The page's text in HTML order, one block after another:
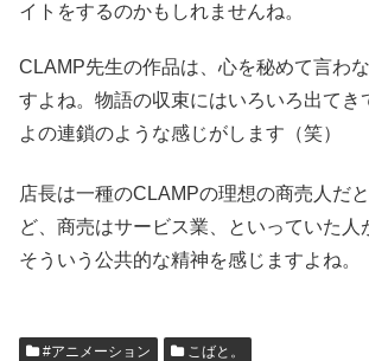
イトをするのかもしれませんね。
CLAMP先生の作品は、心を秘めて言わ
すよね。物語の収束にはいろいろ出てき
よの連鎖のような感じがします（笑）
店長は一種のCLAMPの理想の商売人だ
ど、商売はサービス業、といっていた人
そういう公共的な精神を感じますよね。
#アニメーション こばと。